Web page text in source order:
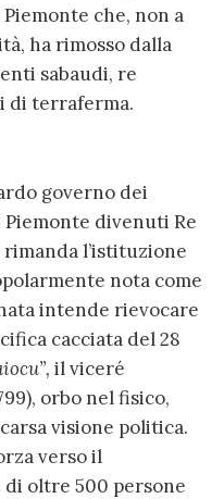
che, non a
ha rimosso dalla
sabaudi, re
di terraferma.
governo dei
divenuti Re
rimanda l’istituzione
nota come
intende rievocare
cacciata del 28
il viceré
orbo nel fisico,
visione politica.
verso il
oltre 500 persone